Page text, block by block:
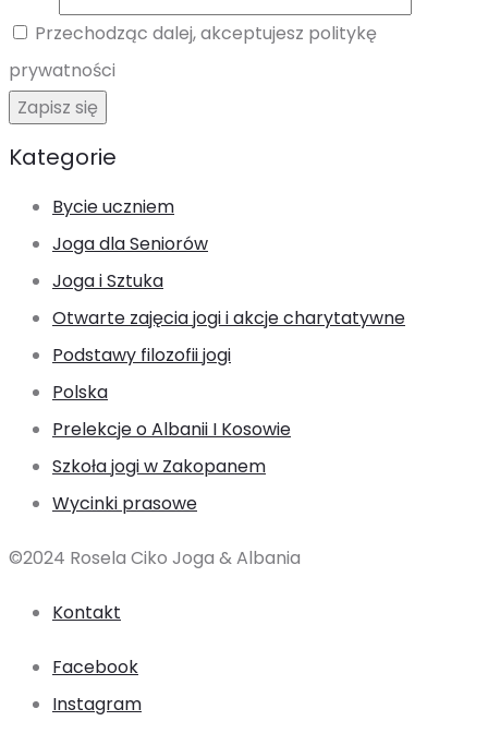
Przechodząc dalej, akceptujesz politykę
prywatności
Kategorie
Bycie uczniem
Joga dla Seniorów
Joga i Sztuka
Otwarte zajęcia jogi i akcje charytatywne
Podstawy filozofii jogi
Polska
Prelekcje o Albanii I Kosowie
Szkoła jogi w Zakopanem
Wycinki prasowe
©2024 Rosela Ciko Joga & Albania
Kontakt
Facebook
Instagram